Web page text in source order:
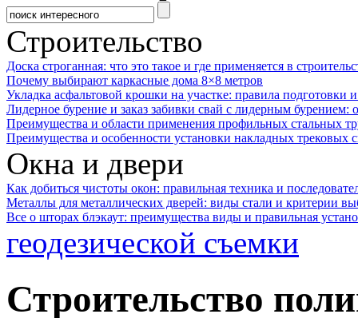
Строительство
Доска строганная: что это такое и где применяется в
Почему выбирают каркасные дома 8×8 метров
Укладка асфальтовой крошки на участке: правила подготовки
Лидерное бурение и заказ забивки свай с лидерным бурением:
Преимущества и области применения профильных стальных
Преимущества и особенности установки накладных трековых
Окна и двери
Как добиться чистоты окон: правильная техника и
Металлы для металлических дверей: виды стали и критерии
Все о шторах блэкаут: преимущества виды и правильная
геодезической съемки
Строительство